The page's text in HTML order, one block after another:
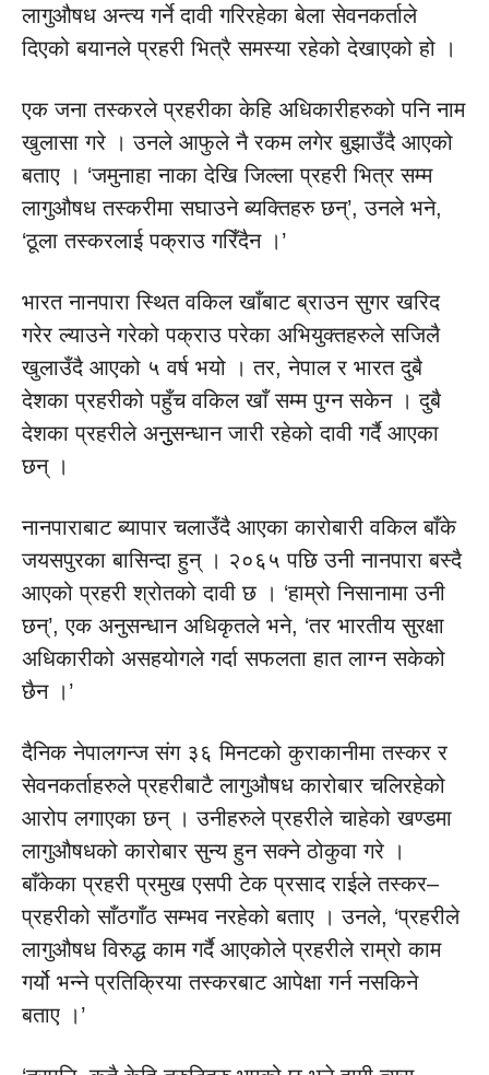
लागुऔषध अन्त्य गर्ने दावी गरिरहेका बेला सेवनकर्ताले
दिएको बयानले प्रहरी भित्रै समस्या रहेको देखाएको हो ।
एक जना तस्करले प्रहरीका केहि अधिकारीहरुको पनि नाम
खुलासा गरे । उनले आफुले नै रकम लगेर बुझाउँदै आएको
बताए । ‘जमुनाहा नाका देखि जिल्ला प्रहरी भित्र सम्म
लागुऔषध तस्करीमा सघाउने ब्यक्तिहरु छन्’, उनले भने,
‘ठूला तस्करलाई पक्राउ गरिँदैन ।’
भारत नानपारा स्थित वकिल खाँबाट ब्राउन सुगर खरिद
गरेर ल्याउने गरेको पक्राउ परेका अभियुक्तहरुले सजिलै
खुलाउँदै आएको ५ वर्ष भयो । तर, नेपाल र भारत दुबै
देशका प्रहरीको पहुँच वकिल खाँ सम्म पुग्न सकेन । दुबै
देशका प्रहरीले अनुुसन्धान जारी रहेको दावी गर्दै आएका
छन् ।
नानपाराबाट ब्यापार चलाउँदै आएका कारोबारी वकिल बाँके
जयसपुरका बासिन्दा हुन् । २०६५ पछि उनी नानपारा बस्दै
आएको प्रहरी श्रोतको दावी छ । ‘हाम्रो निसानामा उनी
छन्’, एक अनुसन्धान अधिकृतले भने, ‘तर भारतीय सुरक्षा
अधिकारीको असहयोगले गर्दा सफलता हात लाग्न सकेको
छैन ।’
दैनिक नेपालगन्ज संग ३६ मिनटको कुराकानीमा तस्कर र
सेवनकर्ताहरुले प्रहरीबाटै लागुऔषध कारोबार चलिरहेको
आरोप लगाएका छन् । उनीहरुले प्रहरीले चाहेको खण्डमा
लागुऔषधको कारोबार सुन्य हुन सक्ने ठोकुवा गरे ।
बाँकेका प्रहरी प्रमुख एसपी टेक प्रसाद राईले तस्कर–
प्रहरीको साँठगाँठ सम्भव नरहेको बताए । उनले, ‘प्रहरीले
लागुऔषध विरुद्ध काम गर्दै आएकोले प्रहरीले राम्रो काम
गर्यो भन्ने प्रतिक्रिया तस्करबाट आपेक्षा गर्न नसकिने
बताए ।’